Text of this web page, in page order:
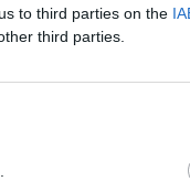
to third parties on the
third parties.